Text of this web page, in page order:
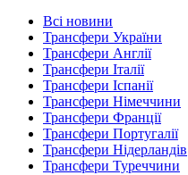
Всі новини
Трансфери України
Трансфери Англії
Трансфери Італії
Трансфери Іспанії
Трансфери Німеччини
Трансфери Франції
Трансфери Португалії
Трансфери Нідерландів
Трансфери Туреччини